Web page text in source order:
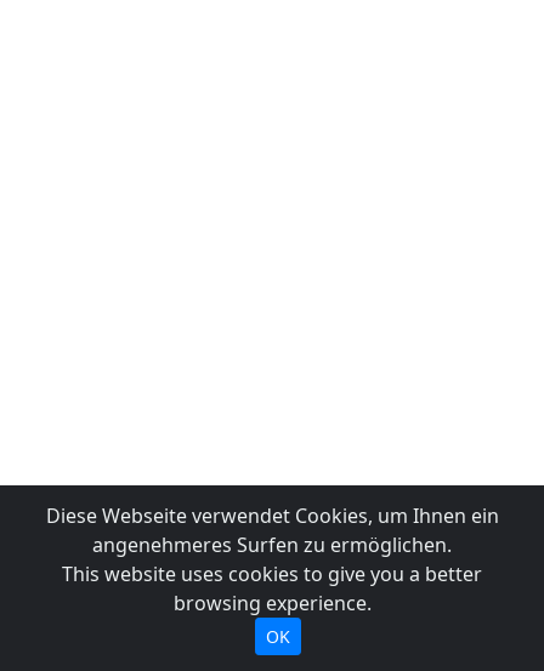
Diese Webseite verwendet Cookies, um Ihnen ein
angenehmeres Surfen zu ermöglichen.
This website uses cookies to give you a better
browsing experience.
OK